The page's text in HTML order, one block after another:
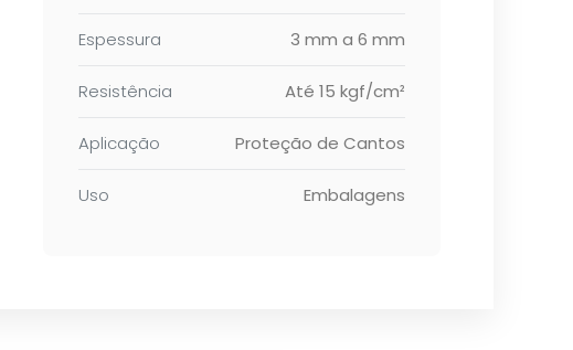
Espessura 3 mm a 6 mm
Resistência Até 15 kgf/cm²
Aplicação Proteção de Cantos
Uso Embalagens